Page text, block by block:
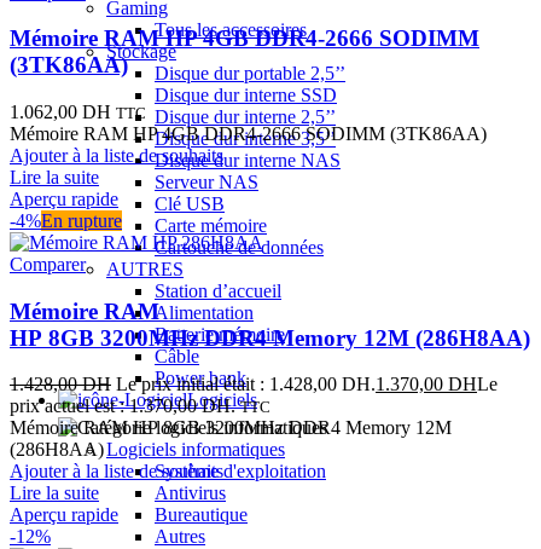
Gaming
Tous les accessoires
Stockage
Disque dur portable 2,5’’
Disque dur interne SSD
Disque dur interne 2,5’’
Disque dur interne 3,5’’
Disque dur interne NAS
Serveur NAS
Clé USB
Carte mémoire
Cartouche de données
AUTRES
Station d’accueil
Alimentation
Batterie mémoire
Câble
Power bank
Logiciels
Logiciels informatiques
Système d'exploitation
Antivirus
Bureautique
Autres
Mémoire RAM HP 4GB DDR4-2666 SODIMM
(3TK86AA)
1.062,00 DH TTC
Mémoire RAM HP 4GB DDR4-2666 SODIMM (3TK86AA)
Ajouter à la liste de souhaits
Lire la suite
Aperçu rapide
-4%En rupture
Comparer
Mémoire RAM
HP 8GB 3200MHz DDR4 Memory 12M (286H8AA)
1.428,00DH Le prix initial était : 1.428,00 DH.1.370,00 DHLe
prix actuel est : 1.370,00 DH. TTC
Mémoire RAM HP 8GB 3200MHz DDR4 Memory 12M
(286H8AA)
Ajouter à la liste de souhaits
Lire la suite
Aperçu rapide
-12%